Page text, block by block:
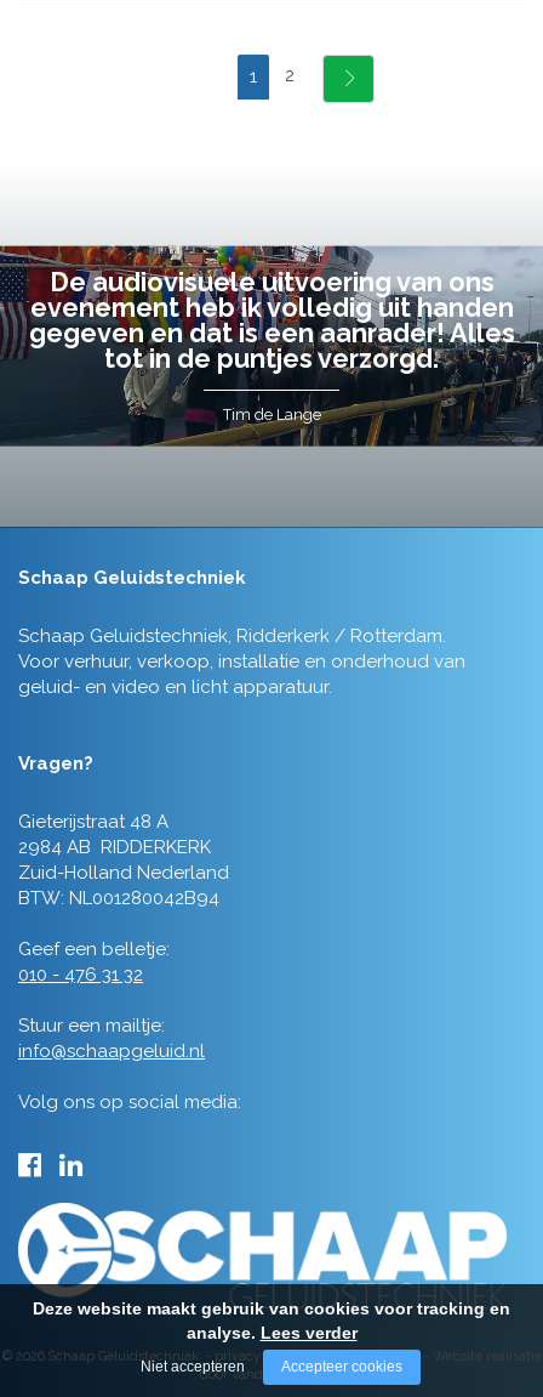
1 2
De audiovisuele uitvoering van ons
evenement heb ik volledig uit handen
gegeven en dat is een aanrader! Alles
tot in de puntjes verzorgd.
Tim de Lange
Schaap Geluidstechniek
Schaap Geluidstechniek, Ridderkerk / Rotterdam.
Voor verhuur, verkoop, installatie en onderhoud van
geluid- en video en licht apparatuur.
Vragen?
Gieterijstraat 48 A
2984 AB RIDDERKERK
Zuid-Holland Nederland
BTW: NL001280042B94
Geef een belletje:
010 - 476 31 32
Stuur een mailtje:
info@schaapgeluid.nl
Volg ons op social media:
© 2026 Schaap Geluidstechniek - privacy - algemene voorwaarden- Website realisatie
door Vanderperk Groep
Deze website maakt gebruik van cookies voor tracking en
analyse. Lees verder
Niet accepteren Accepteer cookies